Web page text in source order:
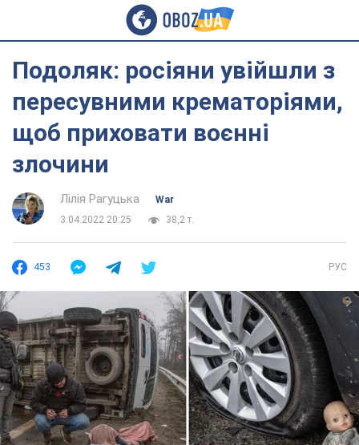
Подоляк: росіяни увійшли з
пересувними крематоріями,
щоб приховати воєнні
злочини
Лілія Рагуцька
War
3.04.2022 20:25
38,2 т.
453 РУС